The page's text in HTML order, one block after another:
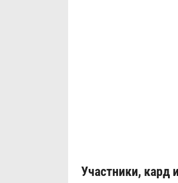
Участники, кард